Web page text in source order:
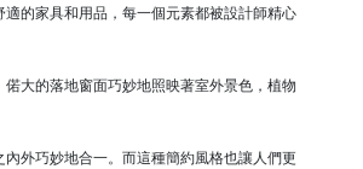
的家具和用品，每一個元素都被設計師精心
大的落地窗面巧妙地照映著室外景色，植物
外巧妙地合一。而這種簡約風格也讓人們更